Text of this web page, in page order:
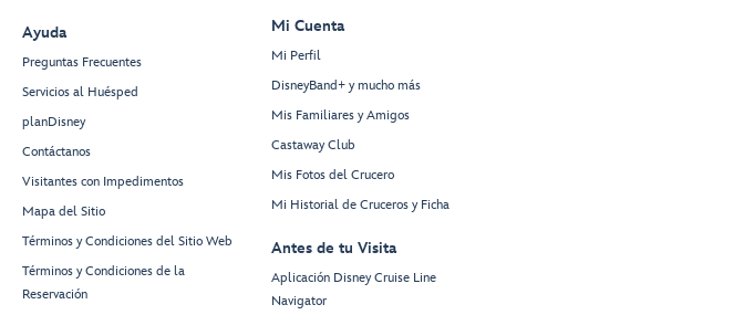
Ayuda
Preguntas Frecuentes
Servicios al Huésped
planDisney
Contáctanos
Visitantes con Impedimentos
Mapa del Sitio
Términos y Condiciones del Sitio Web
Términos y Condiciones de la
Reservación
Mi Cuenta
Mi Perfil
DisneyBand+ y mucho más
Mis Familiares y Amigos
Castaway Club
Mis Fotos del Crucero
Mi Historial de Cruceros y Ficha
Antes de tu Visita
Aplicación Disney Cruise Line
Navigator